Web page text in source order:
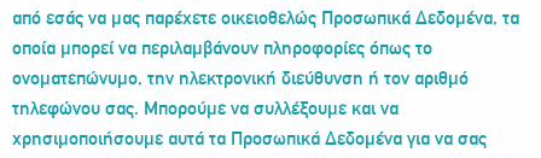
από εσάς να μας παρέχετε οικειοθελώς Προσωπικά Δεδομένα, τα
οποία μπορεί να περιλαμβάνουν πληροφορίες όπως το
ονοματεπώνυμο, την ηλεκτρονική διεύθυνση ή τον αριθμό
τηλεφώνου σας. Μπορούμε να συλλέξουμε και να
χρησιμοποιήσουμε αυτά τα Προσωπικά Δεδομένα για να σας